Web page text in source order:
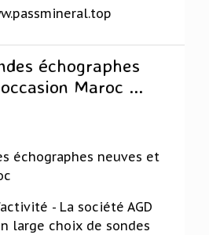
échographes
Maroc ...
échographes neuves et
- La société AGD
large choix de sondes